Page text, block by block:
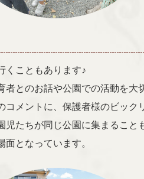
くこともあります♪
とのお話や公園での活動を大
コメントに、保護者様のビッ
たちが同じ公園に集まること
となっています。